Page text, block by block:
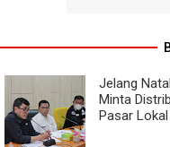
Jelang
Minta
Pasar Lokal